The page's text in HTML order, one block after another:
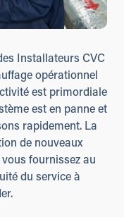
Installateurs CVC
opérationnel
est primordiale
est en panne et
rapidement. La
de nouveaux
fournissez au
du service à